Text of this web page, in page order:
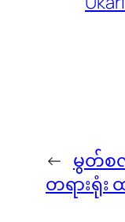
← မွတ်စ
တရားရုံ